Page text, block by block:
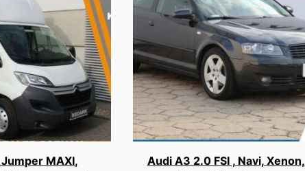
MAXI,
Audi A3 2.0 FSI , Navi, Xenon,